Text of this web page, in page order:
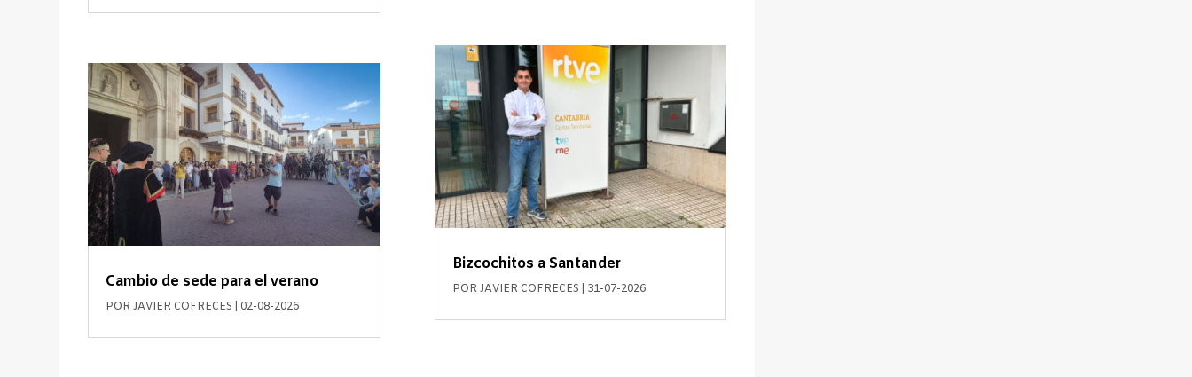
Cambio de sede para el verano
PORJAVIER COFRECES 02-08-2026
Bizcochitos a Santander
POR JAVIER COFRECES 31-07-2026